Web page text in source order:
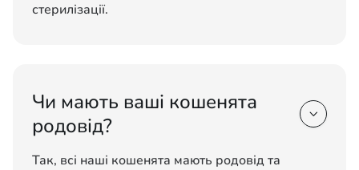
стерилізації.
Чи мають ваші кошенята
родовід?

Так, всі наші кошенята мають родовід та